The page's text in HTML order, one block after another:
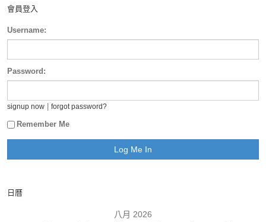
會員登入
Username:
Password:
signup now forgot password?
Remember Me
日曆
八月 2026